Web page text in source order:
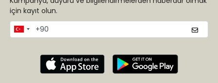
için kayıt olun.